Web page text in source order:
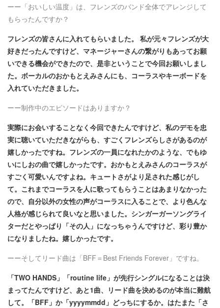
ーー「おいしい温度」は、フレンズのバンド全体でアレンジして
もらったんですか？
フレンズの皆さんに入れてもらいました。 私が元々フレンズが大
好きだったんですけど、マネージャーさんの繋がりもあってお願
いできる機会ができたので、是非ということで今回お願いしまし
た。ボーカルのおかもとえみさんにも、コーラスやキーボードを
入れていただきました。
ーー制作中のエピソードはありますか？
実際にお会いすることなく今回できたんですけど、私のデモを忠
実に聴いていただきながらも、すごくフレンズらしさがあるのが
嬉しかったですね。フレンズの一員になれたかのような、でもゆ
いにしおの曲で嬉しかったです。おかもとえみさんのコーラスが
すごく可愛いんですよね。キュートさがより足された感じがし
て。これまでコーラスを人に歌ってもらうことはあまりなかった
ので、自分以外の女性の声がコーラスに入ることで、より色んな
人格が感じられて良いなと思いました。シンガーガーソングライ
ターだとやっぱり「その人」になっちゃうんですけど、彩り豊か
になりましたね。嬉しかったです。
ーーそしてリード曲は「BFF＝Best Friends Forever」ですね。
「TWO HANDS」「routine life」が先行シングルになることは決
まってたんですけど、あと1曲、リード曲を決めるのが本当に難航
して。「BFF」か「yyyymmdd」どっちにするか。はたまた「さ